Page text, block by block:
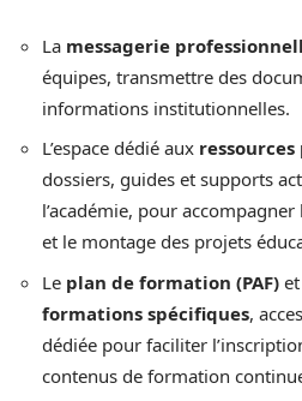
La messagerie
équipes, transmettre des
informations institutionnelles.
L’espace dédié aux
dossiers, guides et supports
l’académie, pour
et le montage des projets
Le plan de formation (PAF)
formations spécifiques,
dédiée pour faciliter
contenus de formation